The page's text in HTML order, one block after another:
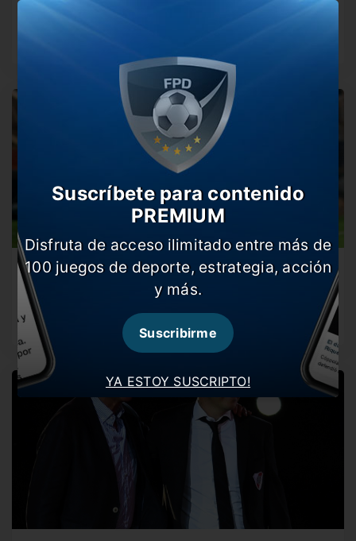
seguir”
Cónclave en River por el futuro de Montiel
El jugador, los abogados del club, Francescoli y D’Onofrio
están en El…
YA ESTOY SUSCRIPTO!
Suscríbete para contenido
PREMIUM
Disfruta de acceso ilimitado entre más de
100 juegos de deporte, estrategia, acción
y más.
Suscribirme